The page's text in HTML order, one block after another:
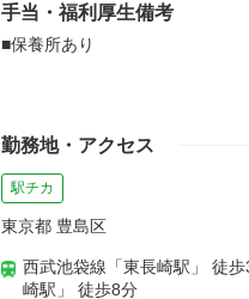
手当・福利厚生備考
■保養所あり
勤務地・アクセス
駅チカ
東京都 豊島区
西武池袋線「東長崎駅」 徒
崎駅」 徒歩8分